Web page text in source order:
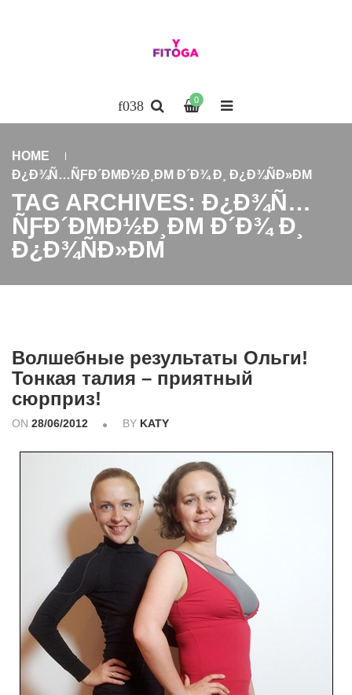
0
HOME
Ð¿Ð¾Ñ…ÑƑÐ´ÐΜÐ½Ð¸ÐΜ Ð´Ð¾ Ð¸ Ð¿Ð¾ÑÐ»ÐΜ
TAG ARCHIVES: Ð¿Ð¾Ñ…
ÑƑÐ´ÐΜÐ½Ð¸ÐΜ Ð´Ð¾ Ð¸
Ð¿Ð¾ÑÐ»ÐΜ
Волшебные результаты Ольги!
Тонкая талия – приятный
сюрприз!
ON 28/06/2012 BY KATY